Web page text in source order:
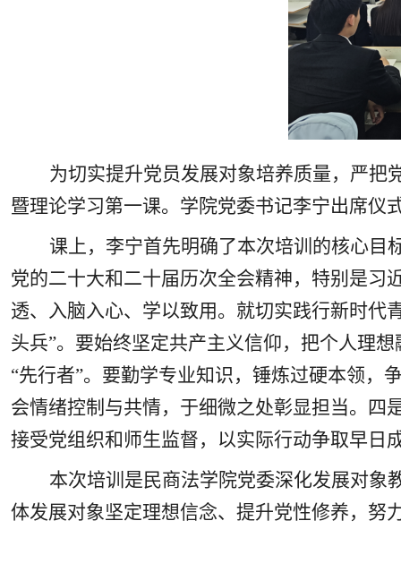
为切实提升党员发展对象培养质量，严把
暨理论学习第一课。学院党委书记李宁出席仪
课上， 李宁首先明确了本次培训的核心目
党的二十大和二十届历次全会精神，特别是习
透、入脑入心、 学以致用。 就切实践行新时代
头兵”。 要始终坚定共产主义信仰，把个人理
“先行者”。 要勤学专业知识，锤炼过硬本领，
会情绪控制与共情，于细微之处彰显担当。四
接受党组织和师生监督，以实际行动争取早日
本次培训是 民商法学院党委深化发展对象
体发展对象坚定理想信念、提升党性修养，努